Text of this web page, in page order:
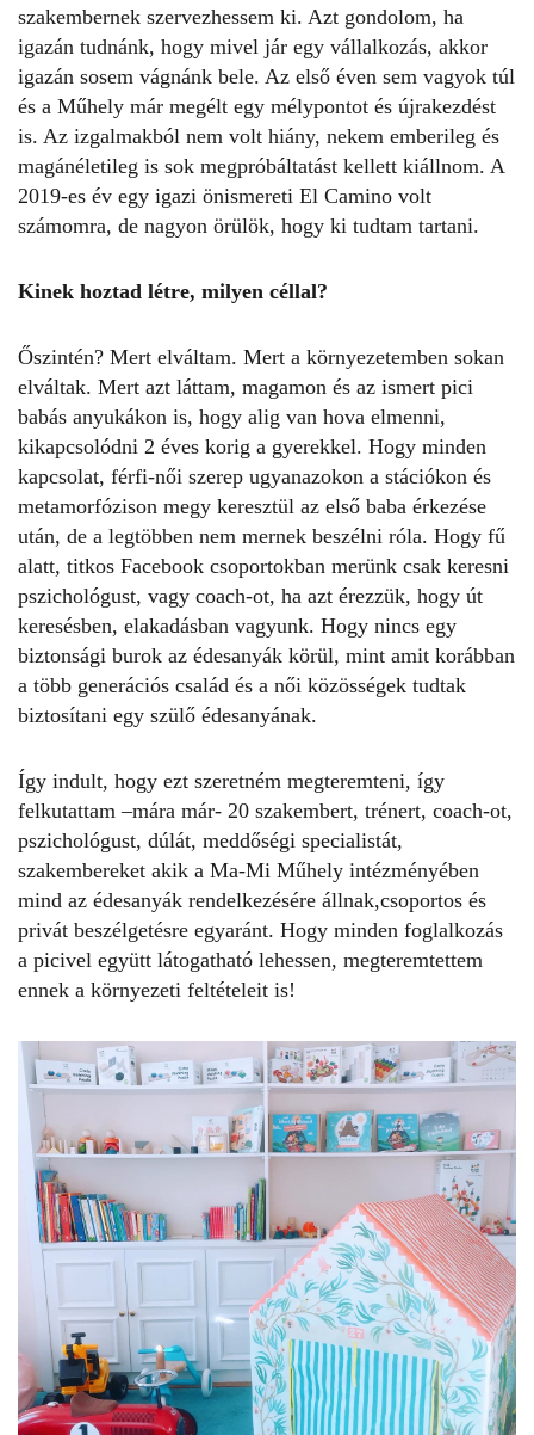
szakembernek szervezhessem ki. Azt gondolom, ha
igazán tudnánk, hogy mivel jár egy vállalkozás, akkor
igazán sosem vágnánk bele. Az első éven sem vagyok túl
és a Műhely már megélt egy mélypontot és újrakezdést
is. Az izgalmakból nem volt hiány, nekem emberileg és
magánéletileg is sok megpróbáltatást kellett kiállnom. A
2019-es év egy igazi önismereti El Camino volt
számomra, de nagyon örülök, hogy ki tudtam tartani.
Kinek hoztad létre, milyen céllal?
Őszintén? Mert elváltam. Mert a környezetemben sokan
elváltak. Mert azt láttam, magamon és az ismert pici
babás anyukákon is, hogy alig van hova elmenni,
kikapcsolódni 2 éves korig a gyerekkel. Hogy minden
kapcsolat, férfi-női szerep ugyanazokon a stációkon és
metamorfózison megy keresztül az első baba érkezése
után, de a legtöbben nem mernek beszélni róla. Hogy fű
alatt, titkos Facebook csoportokban merünk csak keresni
pszichológust, vagy coach-ot, ha azt érezzük, hogy út
keresésben, elakadásban vagyunk. Hogy nincs egy
biztonsági burok az édesanyák körül, mint amit korábban
a több generációs család és a női közösségek tudtak
biztosítani egy szülő édesanyának.
Így indult, hogy ezt szeretném megteremteni, így
felkutattam –mára már- 20 szakembert, trénert, coach-ot,
pszichológust, dúlát, meddőségi specialistát,
szakembereket akik a Ma-Mi Műhely intézményében
mind az édesanyák rendelkezésére állnak,csoportos és
privát beszélgetésre egyaránt. Hogy minden foglalkozás
a picivel együtt látogatható lehessen, megteremtettem
ennek a környezeti feltételeit is!